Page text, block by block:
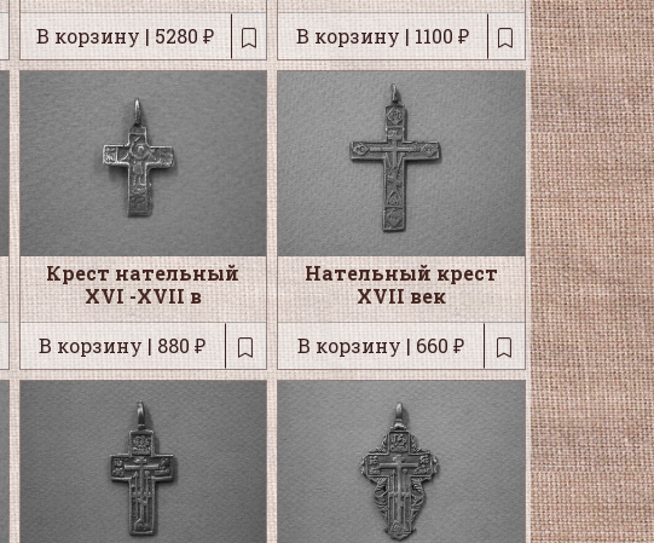
В корзину | 5280 ₽
В корзину | 1100 ₽
Крест нательный
XVI -XVII в
В корзину | 880 ₽
Нательный крест
XVII век
В корзину | 660 ₽